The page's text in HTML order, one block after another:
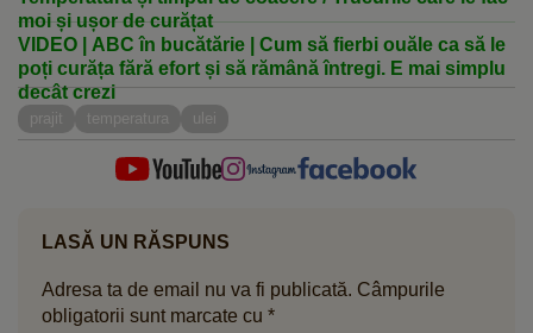
moi și ușor de curățat
VIDEO | ABC în bucătărie | Cum să fierbi ouăle ca să le
poți curăța fără efort și să rămână întregi. E mai simplu
decât crezi
prajit temperatura ulei
LASĂ UN RĂSPUNS
Adresa ta de email nu va fi publicată. Câmpurile
obligatorii sunt marcate cu *